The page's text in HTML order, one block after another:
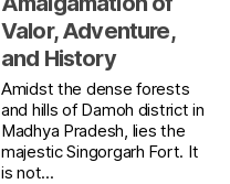
Valor, Adventure,
and History
Amidst the dense forests
and hills of Damoh district in
Madhya Pradesh, lies the
majestic Singorgarh Fort. It
is not...